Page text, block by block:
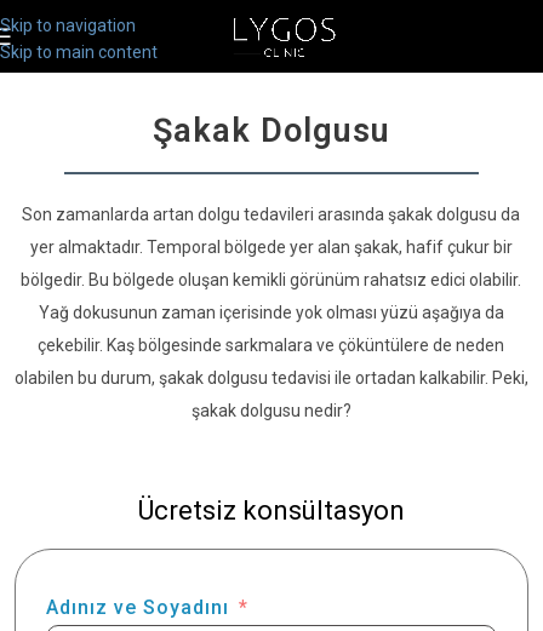
Skip to navigation
Skip to main content
Şakak Dolgusu
Son zamanlarda artan dolgu tedavileri arasında şakak dolgusu da
yer almaktadır. Temporal bölgede yer alan şakak, hafif çukur bir
bölgedir. Bu bölgede oluşan kemikli görünüm rahatsız edici olabilir.
Yağ dokusunun zaman içerisinde yok olması yüzü aşağıya da
çekebilir. Kaş bölgesinde sarkmalara ve çöküntülere de neden
olabilen bu durum, şakak dolgusu tedavisi ile ortadan kalkabilir. Peki,
şakak dolgusu nedir?
Ücretsiz konsültasyon
Adınız ve Soyadını